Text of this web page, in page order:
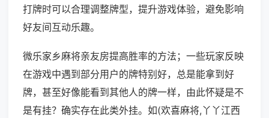
打牌时可以合理调整牌型，提升游戏体验，避免影响
好友间互动乐趣。
微乐家乡麻将亲友房提高胜率的方法；一些玩家反映
在游戏中遇到部分用户的牌特别好，总是能拿到好
牌，甚至好像能看到其他人的牌一样，由此怀疑是不
是有挂？确实存在此类外挂。如(欢喜麻将,丫丫江西